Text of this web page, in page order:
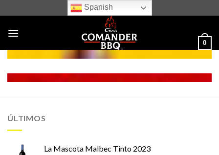
to
content
Spanish
0
ÚLTIMOS
La Mascota Malbec Tinto 2023